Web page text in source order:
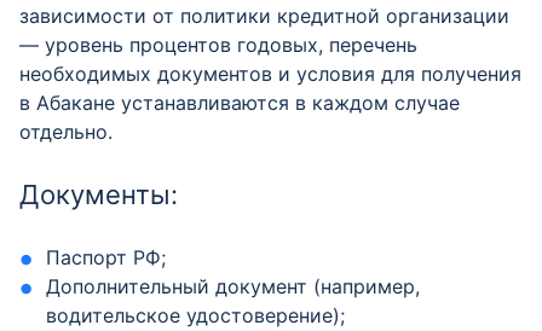
зависимости от политики кредитной организации
— уровень процентов годовых, перечень
необходимых документов и условия для получения
в Абакане устанавливаются в каждом случае
отдельно.
Документы:
Паспорт РФ;
Дополнительный документ (например,
водительское удостоверение);